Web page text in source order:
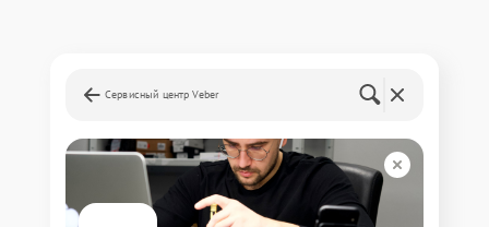
Сервисный центр Veber